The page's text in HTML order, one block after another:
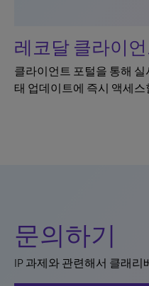
레코달 클라이
클라이언트 포털을 통해
태 업데이트에 즉시 액세스
문의하기
IP 과제와 관련해서 클래